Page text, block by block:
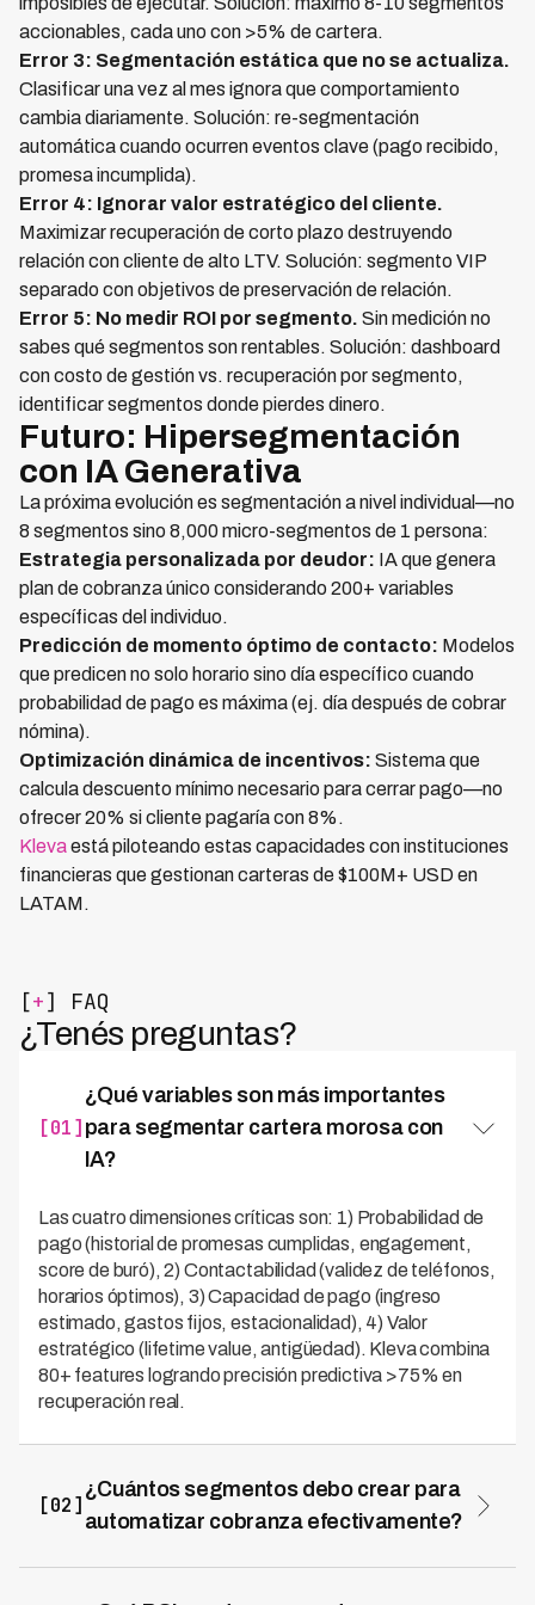
accionables, cada uno con >5% de cartera.
Error 3: Segmentación estática que no se actualiza.
Clasificar una vez al mes ignora que comportamiento
cambia diariamente. Solución: re-segmentación
automática cuando ocurren eventos clave (pago recibido,
promesa incumplida).
Error 4: Ignorar valor estratégico del cliente.
Maximizar recuperación de corto plazo destruyendo
relación con cliente de alto LTV. Solución: segmento VIP
separado con objetivos de preservación de relación.
Error 5: No medir ROI por segmento. Sin medición no
sabes qué segmentos son rentables. Solución: dashboard
con costo de gestión vs. recuperación por segmento,
identificar segmentos donde pierdes dinero.
Futuro: Hipersegmentación
con IA Generativa
La próxima evolución es segmentación a nivel individual—no
8 segmentos sino 8,000 micro-segmentos de 1 persona:
Estrategia personalizada por deudor: IA que genera
plan de cobranza único considerando 200+ variables
específicas del individuo.
Predicción de momento óptimo de contacto: Modelos
que predicen no solo horario sino día específico cuando
probabilidad de pago es máxima (ej. día después de cobrar
nómina).
Optimización dinámica de incentivos: Sistema que
calcula descuento mínimo necesario para cerrar pago—no
ofrecer 20% si cliente pagaría con 8%.
Klevaestá piloteando estas capacidades con instituciones
financieras que gestionan carteras de $100M+ USD en
LATAM.
[+] FAQ
¿Tenés preguntas?
[01]
¿Qué variables son más importantes
para segmentar cartera morosa con
IA?
Las cuatro dimensiones críticas son: 1) Probabilidad de
pago (historial de promesas cumplidas, engagement,
score de buró), 2) Contactabilidad (validez de teléfonos,
horarios óptimos), 3) Capacidad de pago (ingreso
estimado, gastos fijos, estacionalidad), 4) Valor
estratégico (lifetime value, antigüedad). Kleva combina
80+ features logrando precisión predictiva >75% en
recuperación real.
[02]
¿Cuántos segmentos debo crear para
automatizar cobranza efectivamente?